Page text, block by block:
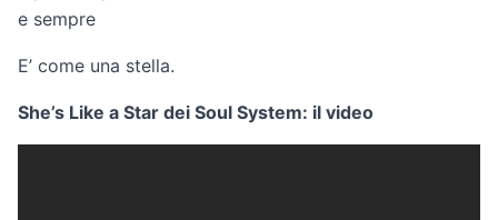
e sempre
E’ come una stella.
She’s Like a Star dei Soul System: il video